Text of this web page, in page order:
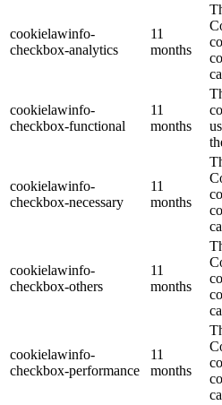
cookielawinfo-
checkbox-analytics
11
months
cookielawinfo-
checkbox-functional
11
months
cookielawinfo-
checkbox-necessary
11
months
cookielawinfo-
checkbox-others
11
months
cookielawinfo-
checkbox-performance
11
months